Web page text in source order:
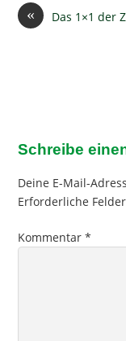
« Das 1×1 der
Schreibe
Deine E-Mail-
Erforderliche
Kommentar*